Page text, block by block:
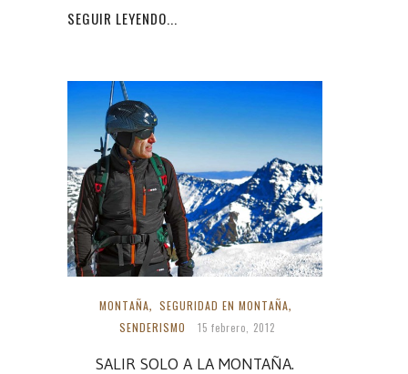
SEGUIR LEYENDO...
MONTAÑA, SEGURIDAD EN MONTAÑA,
SENDERISMO
15 febrero, 2012
SALIR SOLO A LA MONTAÑA.